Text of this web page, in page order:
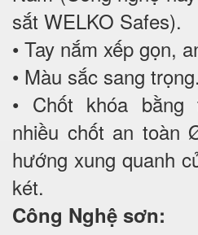
sắt WELKO Safes).
• Tay nắm xếp gọn,
• Màu sắc sang trọng.
• Chốt khóa bằng
nhiều chốt an toàn
hướng xung quanh
két.
Công Nghệ sơn: